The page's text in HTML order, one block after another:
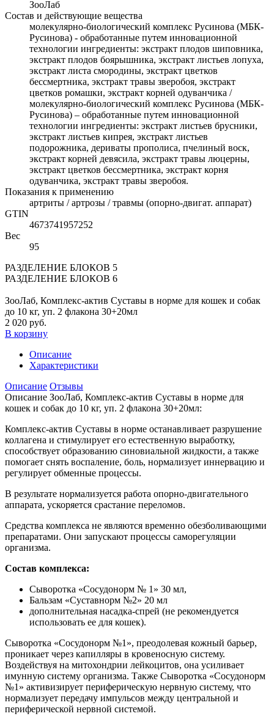
ЗооЛаб
Состав и действующие вещества
молекулярно-биологический комплекс Русинова (МБК-
Русинова) - обработанные путем инновационной
технологии ингредиенты: экстракт плодов шиповника,
экстракт плодов боярышника, экстракт листьев лопуха,
экстракт листа смородины, экстракт цветков
бессмертника, экстракт травы зверобоя, экстракт
цветков ромашки, экстракт корней одуванчика /
молекулярно-биологический комплекс Русинова (МБК-
Русинова) ‒ обработанные путем инновационной
технологии ингредиенты: экстракт листьев брусники,
экстракт листьев кипрея, экстракт листьев
подорожника, дериваты прополиса, пчелиный воск,
экстракт корней девясила, экстракт травы люцерны,
экстракт цветков бессмертника, экстракт корня
одуванчика, экстракт травы зверобоя.
Показания к применению
артриты / артрозы / травмы (опорно-двигат. аппарат)
GTIN
4673741957252
Вес
95
РАЗДЕЛЕНИЕ БЛОКОВ 5
РАЗДЕЛЕНИЕ БЛОКОВ 6
ЗооЛаб, Комплекс-актив Суставы в норме для кошек и собак
до 10 кг, уп. 2 флакона 30+20мл
2 020 руб.
В корзину
Описание
Характеристики
Описание Отзывы
Описание ЗооЛаб, Комплекс-актив Суставы в норме для
кошек и собак до 10 кг, уп. 2 флакона 30+20мл:
Комплекс-актив Суставы в норме останавливает разрушение
коллагена и стимулирует его естественную выработку,
способствует образованию синовиальной жидкости, а также
помогает снять воспаление, боль, нормализует иннервацию и
регулирует обменные процессы.
В результате нормализуется работа опорно-двигательного
аппарата, ускоряется срастание переломов.
Средства комплекса не являются временно обезболивающими
препаратами. Они запускают процессы саморегуляции
организма.
Состав комплекса:
Сыворотка «Сосудонорм № 1» 30 мл,
Бальзам «Суставнорм №2» 20 мл
дополнительная насадка-спрей (не рекомендуется
использовать ее для кошек).
Сыворотка «Сосудонорм №1», преодолевая кожный барьер,
проникает через капилляры в кровеносную систему.
Воздействуя на митохондрии лейкоцитов, она усиливает
имунную систему организма. Также Сыворотка «Сосудонорм
№1» активизирует периферическую нервную систему, что
нормализует передачу импульсов между центральной и
периферической нервной системой.